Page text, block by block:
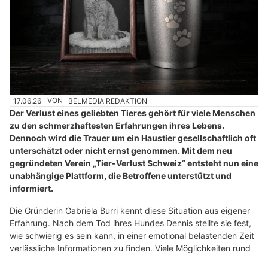
17.06.26 VON BELMEDIA REDAKTION
Der Verlust eines geliebten Tieres gehört für viele Menschen
zu den schmerzhaftesten Erfahrungen ihres Lebens.
Dennoch wird die Trauer um ein Haustier gesellschaftlich oft
unterschätzt oder nicht ernst genommen. Mit dem neu
gegründeten Verein „Tier-Verlust Schweiz“ entsteht nun eine
unabhängige Plattform, die Betroffene unterstützt und
informiert.
Die Gründerin Gabriela Burri kennt diese Situation aus eigener
Erfahrung. Nach dem Tod ihres Hundes Dennis stellte sie fest,
wie schwierig es sein kann, in einer emotional belastenden Zeit
verlässliche Informationen zu finden. Viele Möglichkeiten rund